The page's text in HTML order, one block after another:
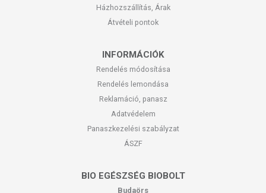
Házhozszállítás, Árak
Átvételi pontok
INFORMÁCIÓK
Rendelés módosítása
Rendelés lemondása
Reklamáció, panasz
Adatvédelem
Panaszkezelési szabályzat
ÁSZF
BIO EGÉSZSÉG BIOBOLT
Budaörs